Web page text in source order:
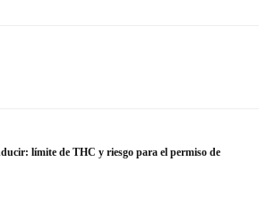
límite de THC y riesgo para el permiso de